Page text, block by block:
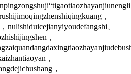
，
nulishiduicejianyiyoudefangshi、
，
，
，